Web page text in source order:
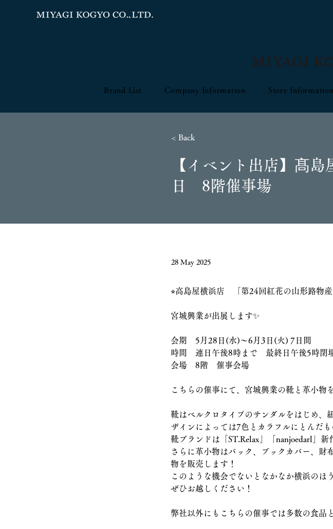
Brand List Company Information Store Information
< Back
【イベント出店】髙
日 8階催事場
28 May 2025
⭐︎高島屋横浜店　「第24回紅花の山形路物産
宮城興業が出展します✨
会期　5月28日(水)〜6月3日(火) 7日間
時間　連日午後8時まで　最終日午後5時閉
会場　8階　催事会場
こちらの催事にて、宮城興業の靴と革小物
靴はベルクロタイプのサンダルをはじめ、
ザインによっては7色とカラフルにとんだも
靴ブランドは「ST.Relax」「nanjoedarl」新
さらに革小物はバック、ブックカバー、財
物を販売します！
このような機会でないとなかなか横浜のほ
ぜひお越しください！
弊社以外にもこちらの催事では多数の食品